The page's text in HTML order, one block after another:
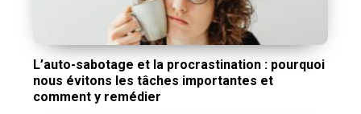
L’auto-sabotage et la procrastination : pourquoi
nous évitons les tâches importantes et
comment y remédier